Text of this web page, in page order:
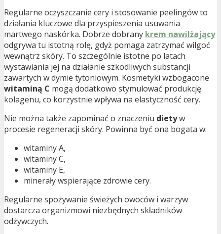
Regularne oczyszczanie cery i stosowanie peelingów to
działania kluczowe dla przyspieszenia usuwania
martwego naskórka. Dobrze dobrany krem nawilżający
odgrywa tu istotną rolę, gdyż pomaga zatrzymać wilgoć
wewnątrz skóry. To szczególnie istotne po latach
wystawiania jej na działanie szkodliwych substancji
zawartych w dymie tytoniowym. Kosmetyki wzbogacone
witaminą C mogą dodatkowo stymulować produkcję
kolagenu, co korzystnie wpływa na elastyczność cery.
Nie można także zapominać o znaczeniu dietyw
procesie regeneracji skóry. Powinna być ona bogata w:
witaminy A,
witaminy C,
witaminy E,
minerały wspierające zdrowie cery.
Regularne spożywanie świeżych owoców i warzyw
dostarcza organizmowi niezbędnych składników
odżywczych.